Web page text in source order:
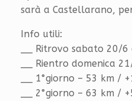
sarà a Castellarano,
Info utili:
__ Ritrovo sabato 20/
__ Rientro domenica
__ 1°giorno – 53 km /
__ 2°giorno – 63 km /